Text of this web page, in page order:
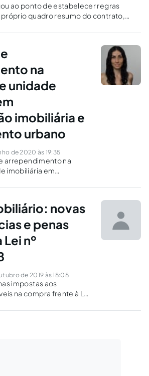
ao ponto de estabelecer regras
quadro resumo do contrato,
estavam sendo submetidos.
na
unidade
imobiliária e
urbano
de 2020 às 19:35
arrependimento na
em
nº 13.786/2018 .
novas
e penas
nº
de 2019 às 18:08
impostas aos
na compra frente à Lei